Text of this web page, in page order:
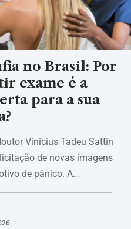
no Brasil: Por
exame é a
para a sua
Vinicius Tadeu Sattin
de novas imagens
de pânico. A…